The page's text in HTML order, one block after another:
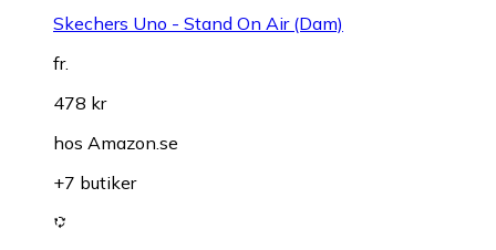
Skechers Uno - Stand On Air (Dam)
fr.
478 kr
hos Amazon.se
+7 butiker